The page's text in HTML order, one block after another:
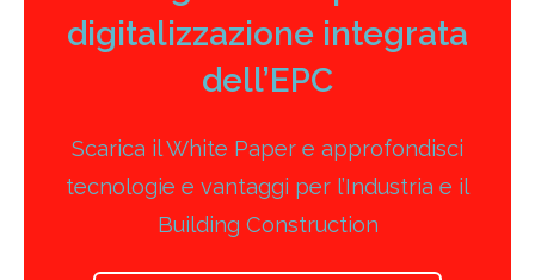
digitalizzazione integrata
dell’EPC
Scarica il White Paper e approfondisci
tecnologie e vantaggi per l’Industria e il
Building Construction